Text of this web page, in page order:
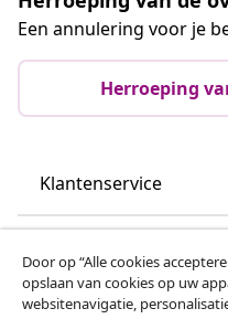
Een annulering voor je
Herroeping
Klantenservice
vidaXL
Door op “Alle cookies
opslaan van cookies op uw
websitenavigatie,